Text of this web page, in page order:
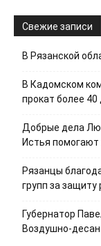
Свежие записи
В Рязанской
В Кадомском
прокат более 40
Добрые дела
Истья
Рязанцы
групп за защиту
Губернатор
Воздушно-